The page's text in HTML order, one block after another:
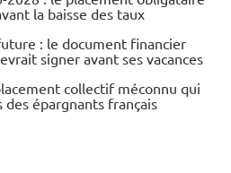
la baisse des taux
: le document financier
signer avant ses vacances
collectif méconnu qui
épargnants français